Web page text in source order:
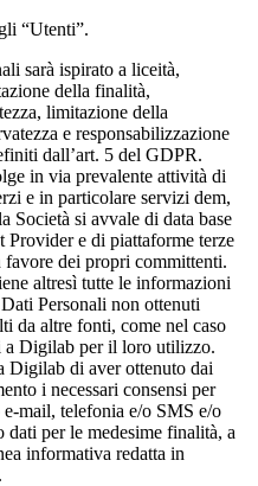
“Utenti”.
sarà ispirato a liceità,
della finalità,
limitazione della
e responsabilizzazione
dall’art. 5 del GDPR.
in via prevalente attività di
e in particolare servizi dem,
Società si avvale di data base
e di piattaforme terze
dei propri committenti.
altresì tutte le informazioni
Personali non ottenuti
da altre fonti, come nel caso
a Digilab per il loro utilizzo.
Digilab di aver ottenuto dai
i necessari consensi per
mail, telefonia e/o SMS e/o
dati per le medesime finalità, a
informativa redatta in